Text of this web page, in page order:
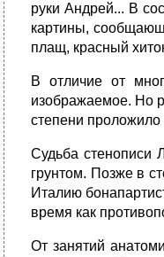
руки Андрей... В
картины,
плащ, красный
В отличие от
изображаемое. Но
степени
Судьба стенописи
грунтом. Позже в
Италию
время как
От занятий